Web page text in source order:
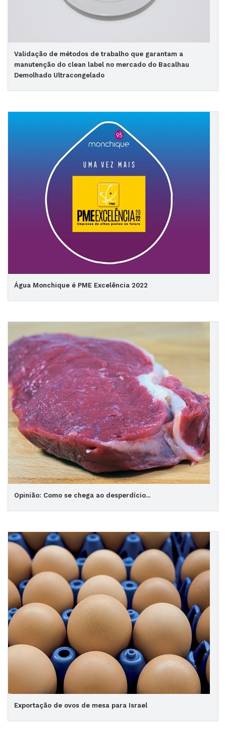
Validação de métodos de trabalho que garantam a
manutenção do clean label no mercado do Bacalhau
Demolhado Ultracongelado
Água Monchique é PME Excelência 2022
Opinião: Como se chega ao desperdício...
Exportação de ovos de mesa para Israel